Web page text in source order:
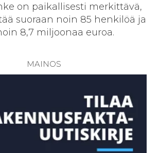
on paikallisesti merkittävä,
suoraan noin 85 henkilöä ja
8,7 miljoonaa euroa.